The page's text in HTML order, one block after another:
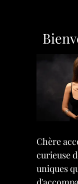
Chère
curieuse
uniques